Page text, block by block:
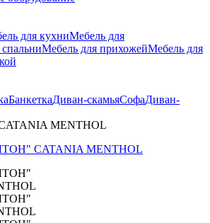
для кухниМебель для
Мебель для прихожейМебель для
БанкеткаДиван-скамьяСофаДиван-
MENTHOL